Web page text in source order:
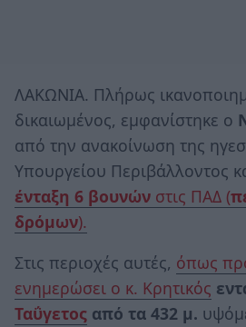
ΛΑΚΩΝΙΑ. Πλήρως
δικαιωμένος, εμφανίστηκε ο
από την ανακοίνωση της
Υπουργείου Περιβάλλοντος
ένταξη 6 βουνών στις ΠΑΔ (
δρόμων).
Στις περιοχές αυτές, όπως
ενημερώσει ο κ. Κρητικός
Ταΰγετoς από τα 432 μ.